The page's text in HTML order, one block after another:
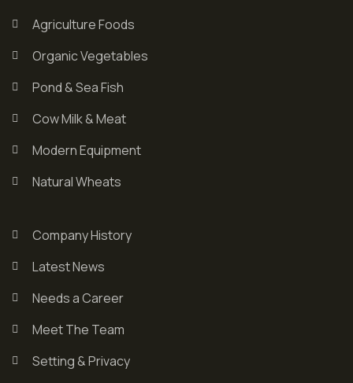
Agriculture Foods
Organic Vegetables
Pond & Sea Fish
Cow Milk & Meat
Modern Equipment
Natural Wheats
Company History
Latest News
Needs a Career
Meet The Team
Setting & Privacy